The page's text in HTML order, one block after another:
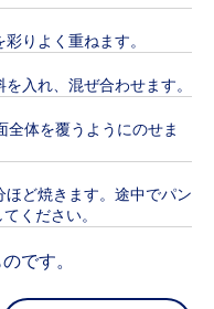
りよく重ねます。
入れ、混ぜ合わせます。
体を覆うようにのせま
ど焼きます。途中でパン
ください。
です。